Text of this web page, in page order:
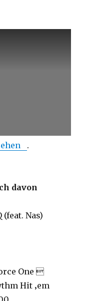
.
davon
Nas)
One 
Hit ‚em